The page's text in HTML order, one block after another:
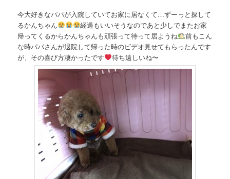
今大好きなパパが入院していてお家に居なくて…ずーっと探して
るかんちゃん
経過もいいそうなのであと少しでまたお家
帰ってくるからかんちゃんも頑張って待って居ようね
前もこん
な時パパさんが退院して帰った時のビデオ見せてもらったんです
が、その喜び方凄かったです
待ち遠しいね〜